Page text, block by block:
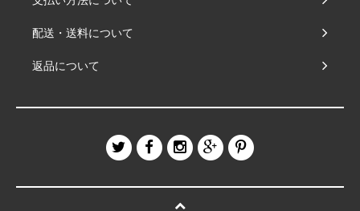
配送・送料について
返品について